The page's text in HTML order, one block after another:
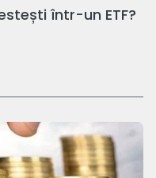
într-un ETF?